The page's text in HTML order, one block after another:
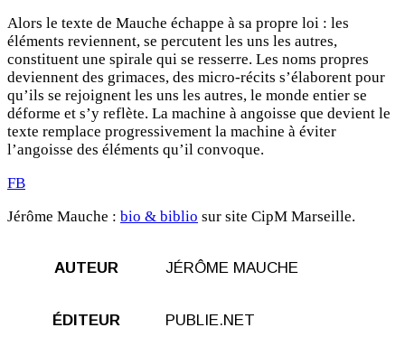
Alors le texte de Mauche échappe à sa propre loi : les
éléments reviennent, se percutent les uns les autres,
constituent une spirale qui se resserre. Les noms propres
deviennent des grimaces, des micro-récits s’élaborent pour
qu’ils se rejoignent les uns les autres, le monde entier se
déforme et s’y reflète. La machine à angoisse que devient le
texte remplace progressivement la machine à éviter
l’angoisse des éléments qu’il convoque.
FB
Jérôme Mauche : bio & biblio sur site CipM Marseille.
AUTEUR JÉRÔME MAUCHE
ÉDITEUR PUBLIE.NET